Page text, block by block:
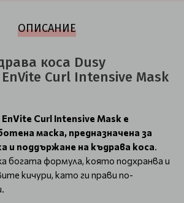
ОПИСАНИЕ
коса Dusy
Curl Intensive Mask
Curl Intensive Mask е
маска, предназначена за
и поддържане на къдрава коса.
богата формула, която подхранва и
кичури, като ги прави по-